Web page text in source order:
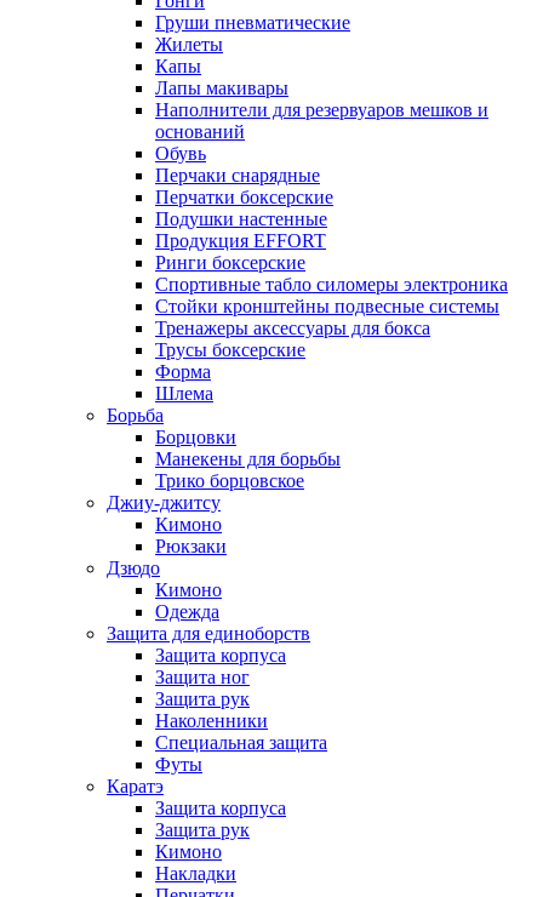
Груши пневматические
Жилеты
Капы
Лапы макивары
Наполнители для резервуаров мешков и
оснований
Обувь
Перчаки снарядные
Перчатки боксерские
Подушки настенные
Продукция EFFORT
Ринги боксерские
Спортивные табло силомеры электроника
Стойки кронштейны подвесные системы
Тренажеры аксессуары для бокса
Трусы боксерские
Форма
Шлема
Борьба
Борцовки
Манекены для борьбы
Трико борцовское
Джиу-джитсу
Кимоно
Рюкзаки
Дзюдо
Кимоно
Одежда
Защита для единоборств
Защита корпуса
Защита ног
Защита рук
Наколенники
Специальная защита
Футы
Каратэ
Защита корпуса
Защита рук
Кимоно
Накладки